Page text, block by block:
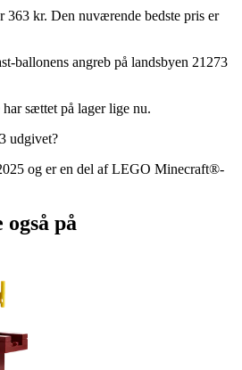
363 kr. Den nuværende bedste pris er
ballonens angreb på landsbyen 21273
sættet på lager lige nu.
udgivet?
og er en del af LEGO Minecraft®-
på